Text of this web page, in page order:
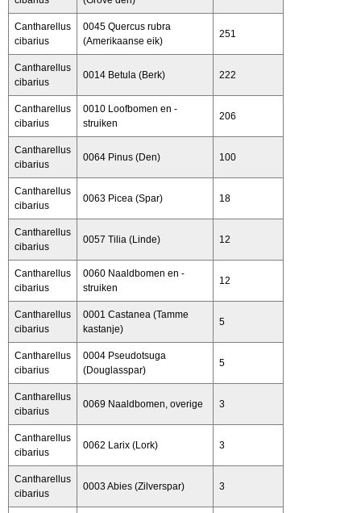
Cantharellus
cibarius
0045 Quercus rubra
(Amerikaanse eik)
251
Cantharellus
cibarius
0014 Betula (Berk) 222
Cantharellus
cibarius
0010 Loofbomen en -
struiken
206
Cantharellus
cibarius
0064 Pinus (Den) 100
Cantharellus
cibarius
0063 Picea (Spar) 18
Cantharellus
cibarius
0057 Tilia (Linde) 12
Cantharellus
cibarius
0060 Naaldbomen en -
struiken
12
Cantharellus
cibarius
0001 Castanea (Tamme
kastanje)
5
Cantharellus
cibarius
0004 Pseudotsuga
(Douglasspar)
5
Cantharellus
cibarius
0069 Naaldbomen, overige 3
Cantharellus
cibarius
0062 Larix (Lork) 3
Cantharellus
cibarius
0003 Abies (Zilverspar) 3